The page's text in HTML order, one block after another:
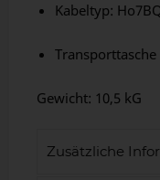
Kabeltyp:
Gewicht: 10,5 kG
Zusätzliche